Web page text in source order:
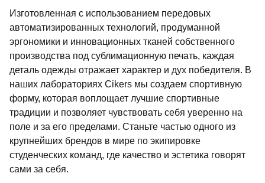
Изготовленная с использованием передовых
автоматизированных технологий, продуманной
эргономики и инновационных тканей собственного
производства под сублимационную печать, каждая
деталь одежды отражает характер и дух победителя. В
наших лабораториях Cikers мы создаем спортивную
форму, которая воплощает лучшие спортивные
традиции и позволяет чувствовать себя уверенно на
поле и за его пределами. Станьте частью одного из
крупнейших брендов в мире по экипировке
студенческих команд, где качество и эстетика говорят
сами за себя.